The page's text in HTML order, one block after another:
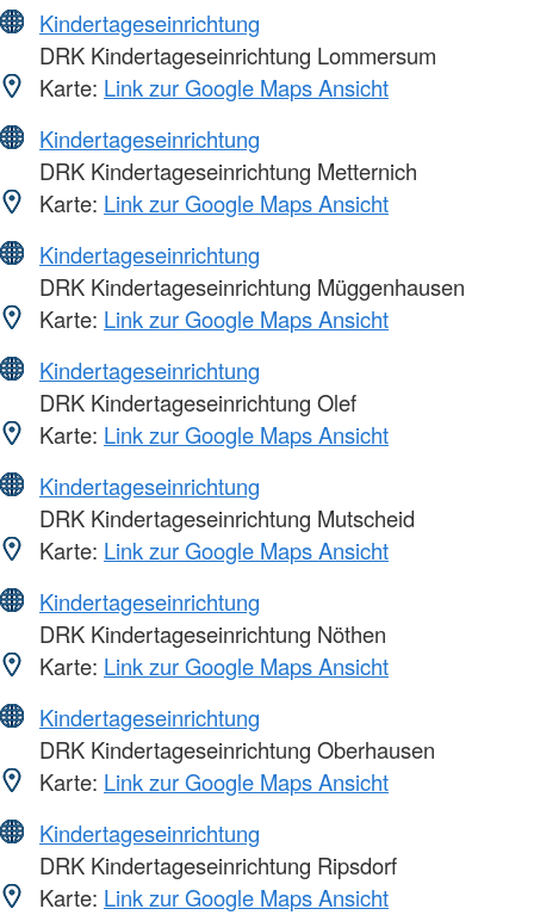
Kindertageseinrichtung
DRK Kindertageseinrichtung Lommersum
Karte: Link zur Google Maps Ansicht
Kindertageseinrichtung
DRK Kindertageseinrichtung Metternich
Karte: Link zur Google Maps Ansicht
Kindertageseinrichtung
DRK Kindertageseinrichtung Müggenhausen
Karte: Link zur Google Maps Ansicht
Kindertageseinrichtung
DRK Kindertageseinrichtung Olef
Karte: Link zur Google Maps Ansicht
Kindertageseinrichtung
DRK Kindertageseinrichtung Mutscheid
Karte: Link zur Google Maps Ansicht
Kindertageseinrichtung
DRK Kindertageseinrichtung Nöthen
Karte: Link zur Google Maps Ansicht
Kindertageseinrichtung
DRK Kindertageseinrichtung Oberhausen
Karte: Link zur Google Maps Ansicht
Kindertageseinrichtung
DRK Kindertageseinrichtung Ripsdorf
Karte: Link zur Google Maps Ansicht